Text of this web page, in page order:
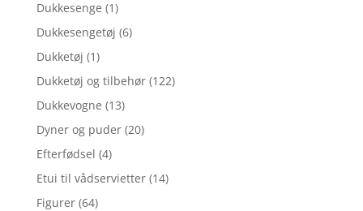
Dukkesenge (1)
Dukkesengetøj (6)
Dukketøj (1)
Dukketøj og tilbehør (122)
Dukkevogne (13)
Dyner og puder (20)
Efterfødsel (4)
Etui til vådservietter (14)
Figurer (64)